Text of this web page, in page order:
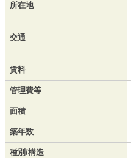
所在地
交通
賃料
管理費等
面積
築年数
種別/構造